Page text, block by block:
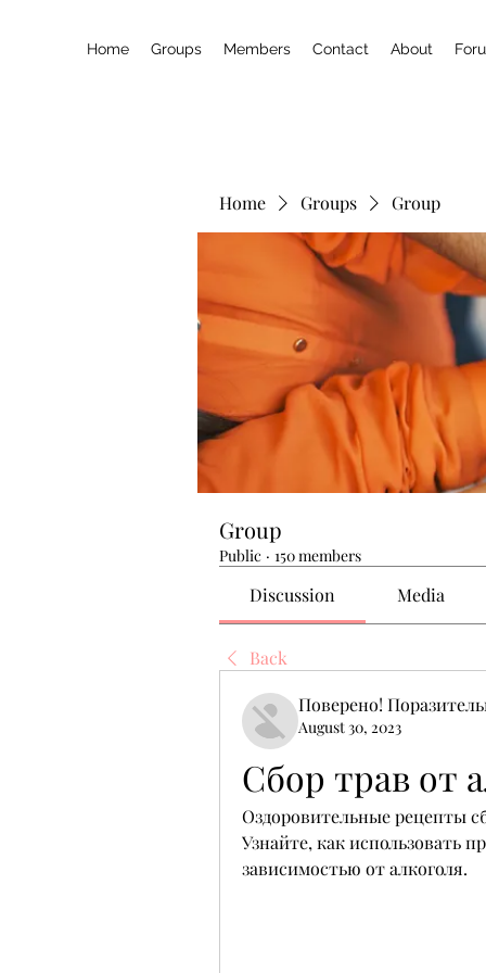
Home Groups Members Contact About
Home Groups Group
Group
Public · 150 members
Discussion Media
Back
Поверено!
August 30, 2023
Сбор трав от
Оздоровительные рецепты
Узнайте, как использовать
зависимостью от алкоголя.